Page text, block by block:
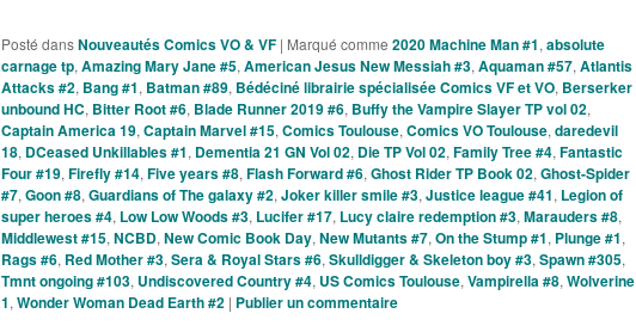
Posté dansNouveautés Comics VO & VF | Marqué comme 2020 Machine Man #1, absolute
carnage tp, Amazing Mary Jane #5, American Jesus New Messiah #3, Aquaman #57, Atlantis
Attacks #2, Bang #1, Batman #89, Bédéciné librairie spécialisée Comics VF et VO, Berserker
unbound HC, Bitter Root #6, Blade Runner 2019 #6, Buffy the Vampire Slayer TP vol 02,
Captain America 19, Captain Marvel #15, Comics Toulouse, Comics VO Toulouse, daredevil
18, DCeased Unkillables #1, Dementia 21 GN Vol 02, Die TP Vol 02, Family Tree #4, Fantastic
Four #19, Firefly #14, Five years #8, Flash Forward #6, Ghost Rider TP Book 02, Ghost-Spider
#7, Goon #8, Guardians of The galaxy #2, Joker killer smile #3, Justice league #41, Legion of
super heroes #4, Low Low Woods #3, Lucifer #17, Lucy claire redemption #3, Marauders #8,
Middlewest #15, NCBD, New Comic Book Day, New Mutants #7, On the Stump #1, Plunge #1,
Rags #6, Red Mother #3, Sera & Royal Stars #6, Skulldigger & Skeleton boy #3, Spawn #305,
Tmnt ongoing #103, Undiscovered Country #4, US Comics Toulouse, Vampirella #8, Wolverine
1, Wonder Woman Dead Earth #2 | Publier un commentaire